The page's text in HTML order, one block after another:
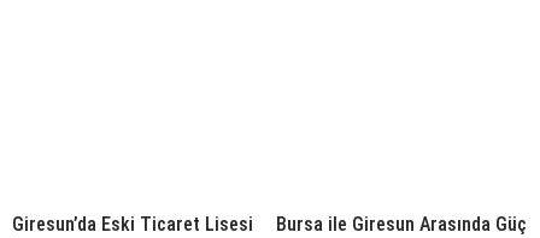
Giresun’da Eski Ticaret Lisesi
Bursa ile Giresun Arasında Güç